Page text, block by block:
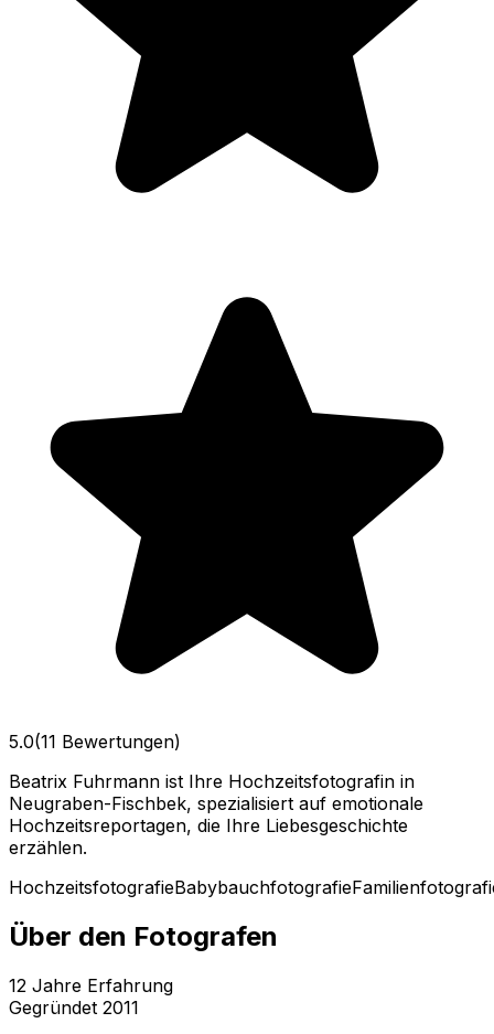
5.0(11 Bewertungen)
Beatrix Fuhrmann ist Ihre Hochzeitsfotografin in
Neugraben-Fischbek, spezialisiert auf emotionale
Hochzeitsreportagen, die Ihre Liebesgeschichte
erzählen.
HochzeitsfotografieBabybauchfotografie
Über den Fotografen
12 Jahre Erfahrung
Gegründet 2011